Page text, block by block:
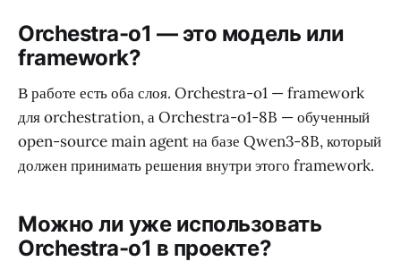
Orchestra-o1 — это модель или
framework?
В работе есть оба слоя. Orchestra-o1 — framework
для orchestration, а Orchestra-o1-8B — обученный
open-source main agent на базе Qwen3-8B, который
должен принимать решения внутри этого framework.
Можно ли уже использовать
Orchestra-o1 в проекте?